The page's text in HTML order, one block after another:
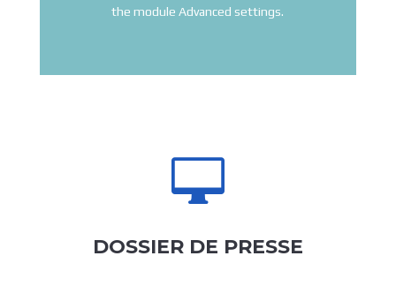
the module Advanced settings.

DOSSIER DE PRESSE